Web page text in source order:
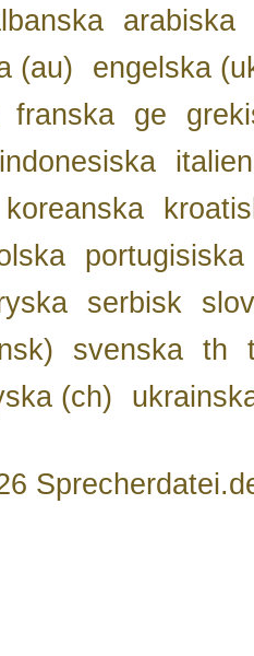
arabiska
(au)
engelska
franska ge
indonesiska
koreanska
portugisiska
serbisk
svenska th
(ch)